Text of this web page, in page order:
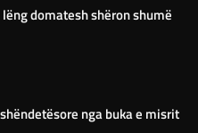
domatesh shëron shumë
nga buka e misrit